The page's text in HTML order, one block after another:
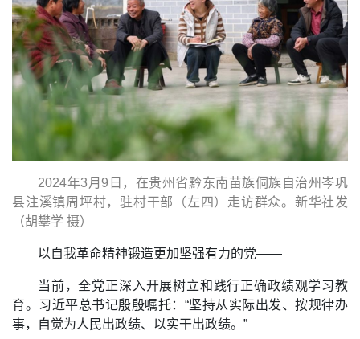
2024年3月9日，在贵州省黔东南苗族侗族自治州岑巩
县注溪镇周坪村，驻村干部（左四）走访群众。新华社发
（胡攀学 摄）
以自我革命精神锻造更加坚强有力的党——
当前，全党正深入开展树立和践行正确政绩观学习教
育。习近平总书记殷殷嘱托：“坚持从实际出发、按规律办
事，自觉为人民出政绩、以实干出政绩。”